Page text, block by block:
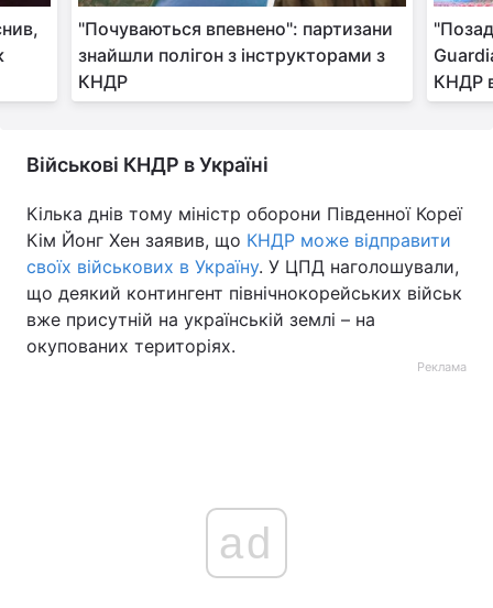
"Почуваються впевнено": партизани
знайшли полігон з інструкторами з
КНДР
КНДР в
Військові КНДР в Україні
Кілька днів тому міністр оборони Південної Кореї
Кім Йонг Хен заявив, що КНДР може відправити
своїх військових в Україну. У ЦПД наголошували,
що деякий контингент північнокорейських військ
вже присутній на українській землі – на
окупованих територіях.
Реклама
ad